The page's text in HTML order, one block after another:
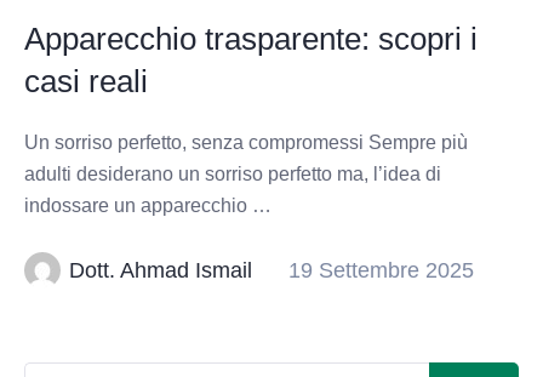
Apparecchio trasparente: scopri i
casi reali
Un sorriso perfetto, senza compromessi Sempre più
adulti desiderano un sorriso perfetto ma, l’idea di
indossare un apparecchio …
Dott. Ahmad Ismail 19 Settembre 2025